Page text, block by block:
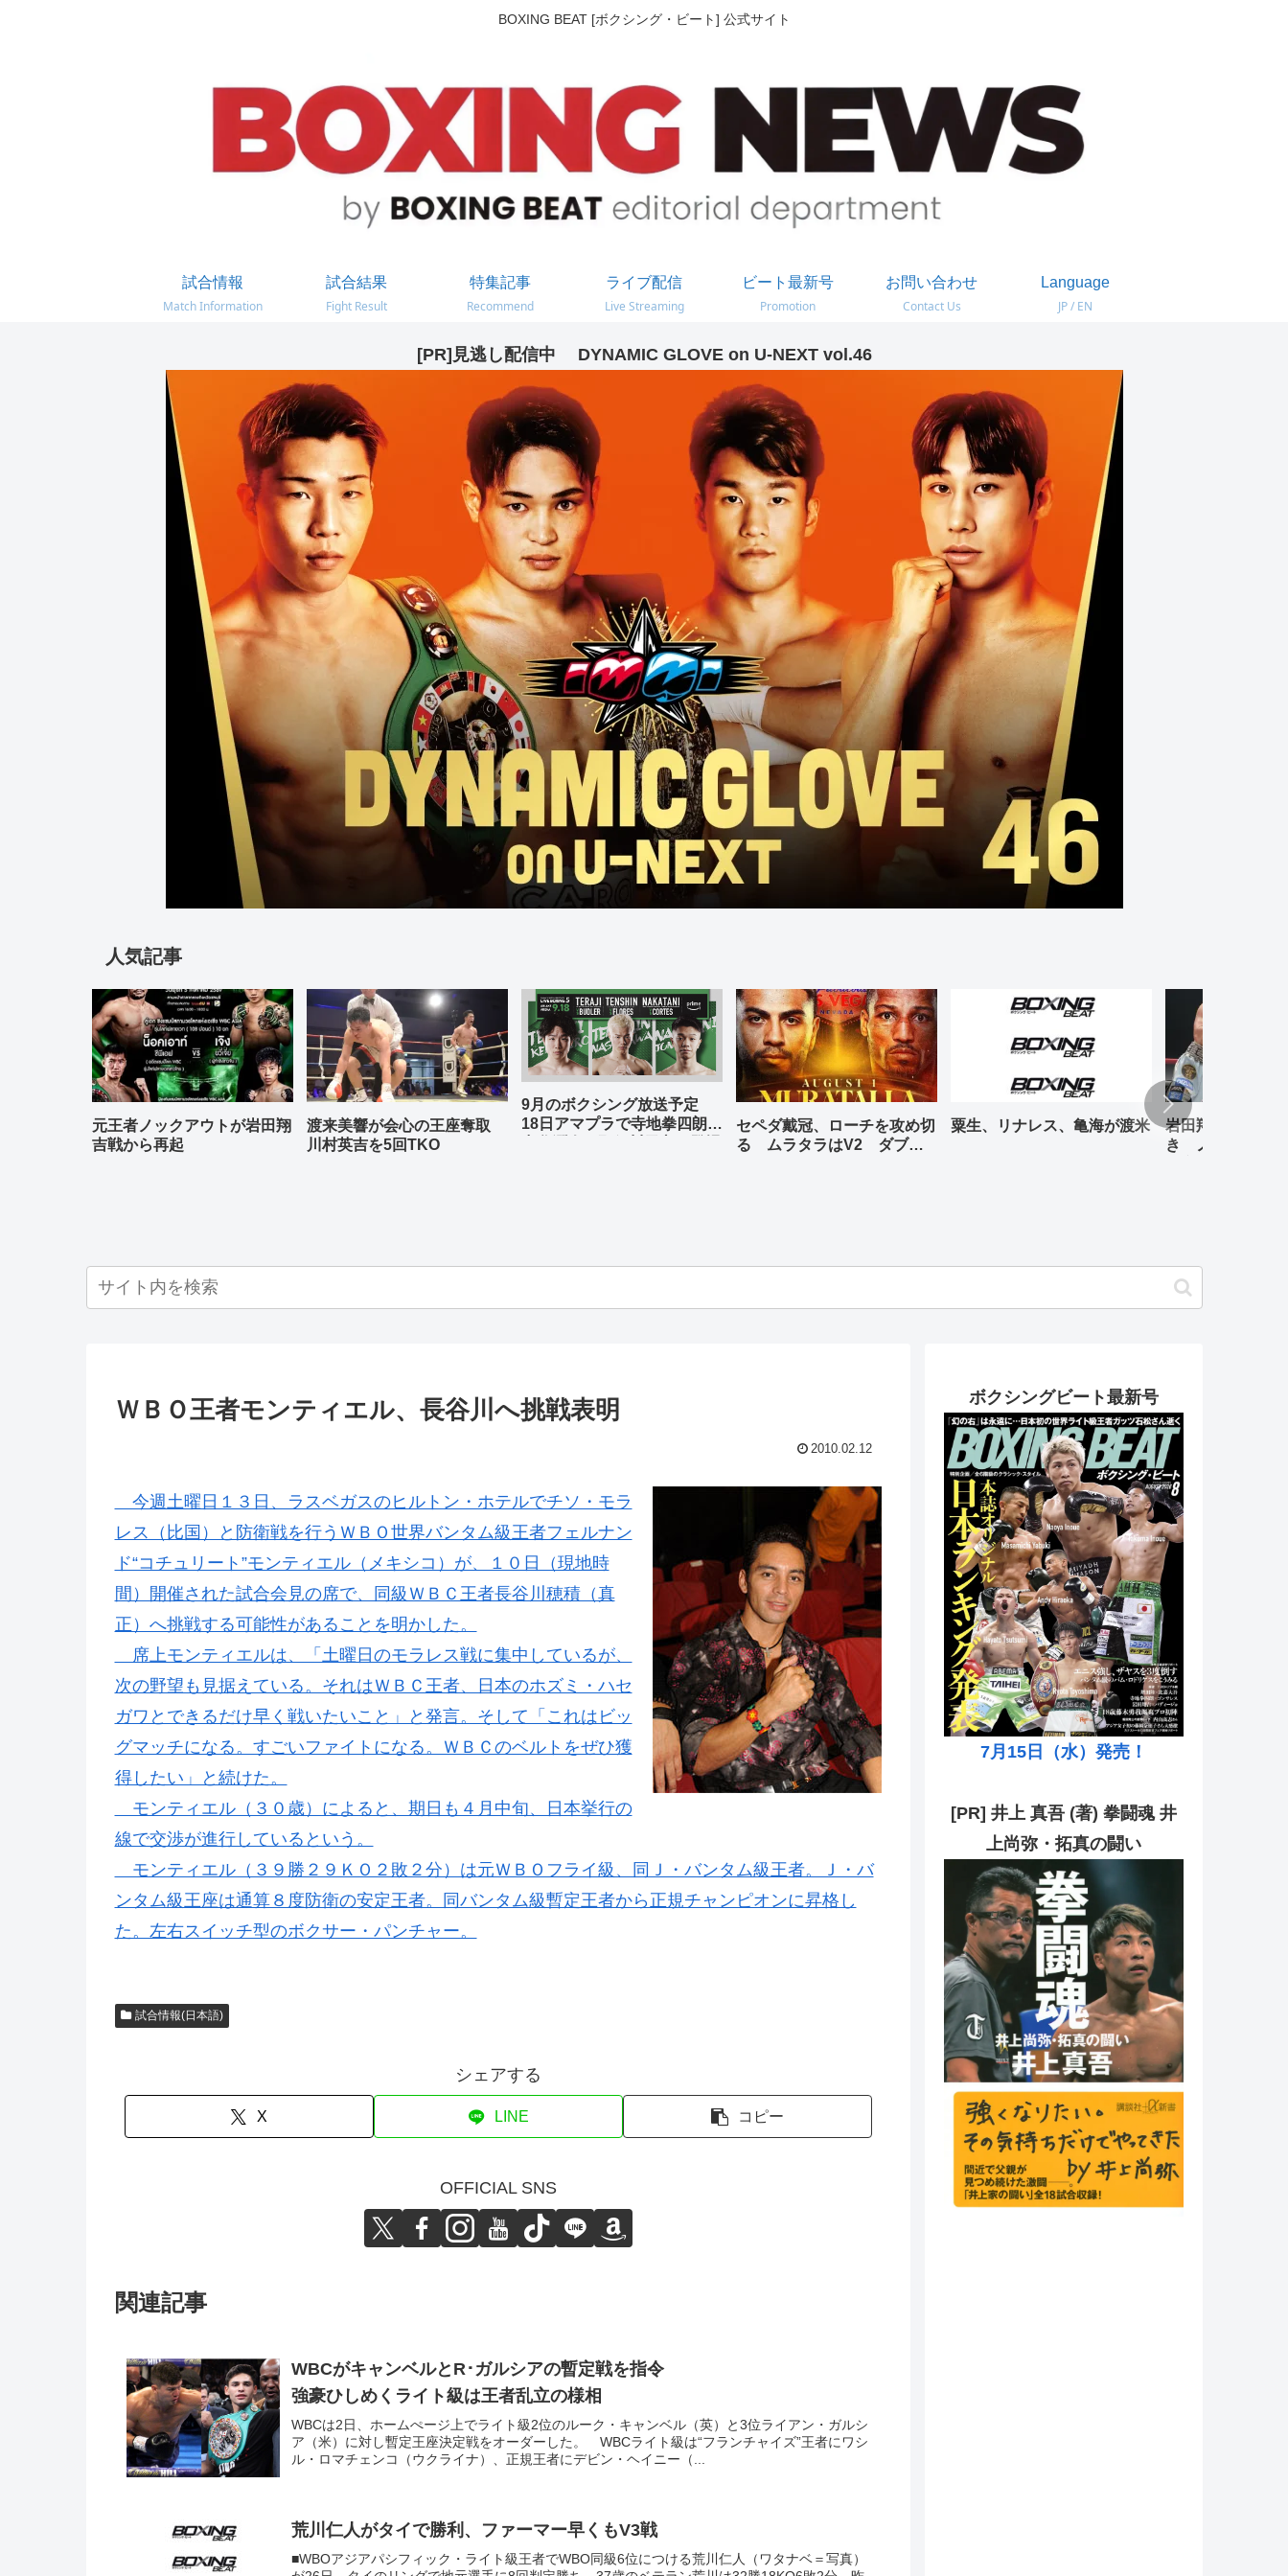
BOXING BEAT [ボクシング・ビート] 公式サイト
試合情報
Match Information
試合結果
Fight Result
特集記事
Recommend
ライブ配信
Live Streaming
ビート最新号
Promotion
お問い合わせ
Contact Us
Language
JP / EN
[PR]見逃し配信中 DYNAMIC GLOVE on U-NEXT vol.46
人気記事
元王者ノックアウトが岩田翔
吉戦から再起
渡来美響が会心の王座奪取
川村英吉を5回TKO
9月のボクシング放送予定
18日アマプラで寺地拳四朗、
セペダ戴冠、ローチを攻め切
る ムラタラはV2 ダブル
粟生、リナレス、亀海が渡米
岩田翔吉、悲願
き ノックアウ
ＷＢＯ王者モンティエル、長谷川へ挑戦表明
2010.02.12
今週土曜日１３日、ラスベガスのヒルトン・ホテルでチソ・モラ
レス（比国）と防衛戦を行うＷＢＯ世界バンタム級王者フェルナン
ド“コチュリート”モンティエル（メキシコ）が、１０日（現地時
間）開催された試合会見の席で、同級ＷＢＣ王者長谷川穂積（真
正）へ挑戦する可能性があることを明かした。
席上モンティエルは、「土曜日のモラレス戦に集中しているが、
次の野望も見据えている。それはＷＢＣ王者、日本のホズミ・ハセ
ガワとできるだけ早く戦いたいこと」と発言。そして「これはビッ
グマッチになる。すごいファイトになる。ＷＢＣのベルトをぜひ獲
得したい」と続けた。
モンティエル（３０歳）によると、期日も４月中旬、日本挙行の
線で交渉が進行しているという。
モンティエル（３９勝２９ＫＯ２敗２分）は元ＷＢＯフライ級、同Ｊ・バンタム級王者。Ｊ・バ
ンタム級王座は通算８度防衛の安定王者。同バンタム級暫定王者から正規チャンピオンに昇格し
た。左右スイッチ型のボクサー・パンチャー。
試合情報(日本語)
シェアする
X LINE コピー
OFFICIAL SNS
関連記事
WBCがキャンベルとR･ガルシアの暫定戦を指令
強豪ひしめくライト級は王者乱立の様相
WBCは2日、ホームぺージ上でライト級2位のルーク・キャンベル（英）と3位ライアン・ガルシ
ア（米）に対し暫定王座決定戦をオーダーした。 WBCライト級は“フランチャイズ”王者にワシ
ル・ロマチェンコ（ウクライナ）、正規王者にデビン・ヘイニー（...
荒川仁人がタイで勝利、ファーマー早くもV3戦
■WBOアジアパシフィック・ライト級王者でWBO同級6位につける荒川仁人（ワタナベ＝写真）
ボクシングビート最新号
7月15日（水）発売！
[PR] 井上 真吾 (著) 拳闘魂 井
上尚弥・拓真の闘い